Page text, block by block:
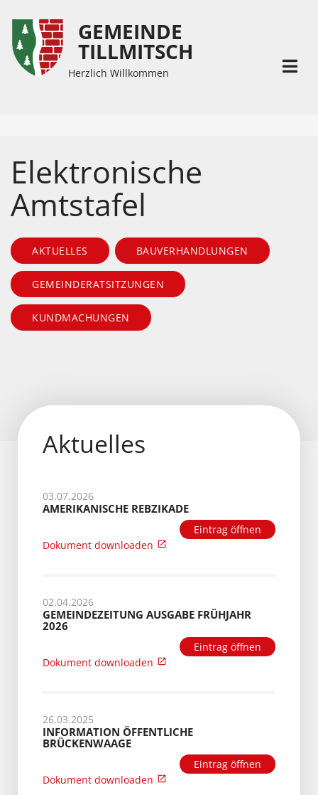
Inhalt
Accesskey
Hauptmenü
Accesskey
GEMEINDE
TILLMITSCH
Herzlich Willkommen
Elektronische
Amtstafel
AKTUELLES BAUVERHANDLUNGEN
GEMEINDERATSITZUNGEN
KUNDMACHUNGEN
Aktuelles
03.07.2026
AMERIKANISCHE REBZIKADE
Eintrag öffnen
Dokument downloaden
02.04.2026
GEMEINDEZEITUNG AUSGABE FRÜHJAHR
2026
Eintrag öffnen
Dokument downloaden
26.03.2025
INFORMATION ÖFFENTLICHE
BRÜCKENWAAGE
Eintrag öffnen
Dokument downloaden